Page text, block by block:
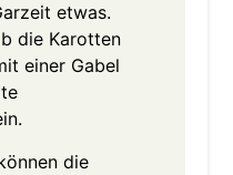
etwas.
die Karotten
einer Gabel
die